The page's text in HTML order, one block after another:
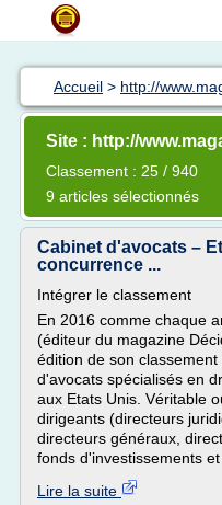
Accueil > http://
Site : http://
Classement : 25 / 940
9 articles sélectionnés
Cabinet d'avocats –
concurrence ...
Intégrer le classement
En 2016 comme chaque
(éditeur du magazine
édition de son
d'avocats spécialisés en
aux Etats Unis. Véritable
dirigeants (directeurs
directeurs généraux,
fonds d'investissements et
Lire la suite